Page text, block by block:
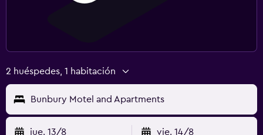
2 huéspedes, 1 habitación
Bunbury Motel and Apartments
jue. 13/8 vie. 14/8